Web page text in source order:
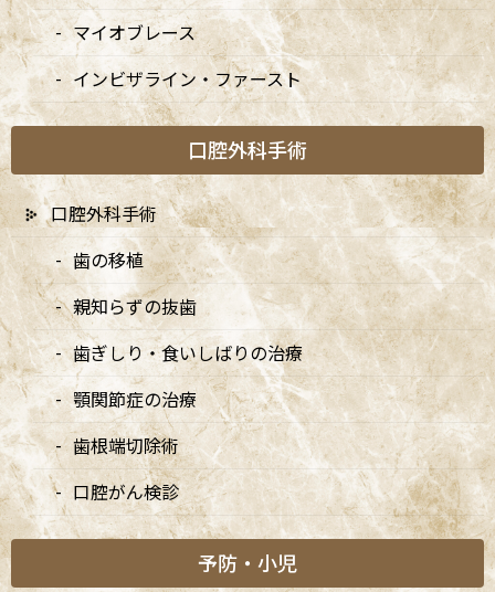
カテゴリー
お知らせ
大切なお知らせ
矯正診療日
新着情報
7/20は9:00〜15:00診療、8/10・8/11は休診です
2026/07/03
7月・8月の矯正診療日のお知らせ
2026/07/03
マイオブレース
インビザライン・ファースト
口腔外科手術
口腔外科手術
歯の移植
親知らずの抜歯
歯ぎしり・食いしばりの治療
顎関節症の治療
歯根端切除術
口腔がん検診
予防・小児